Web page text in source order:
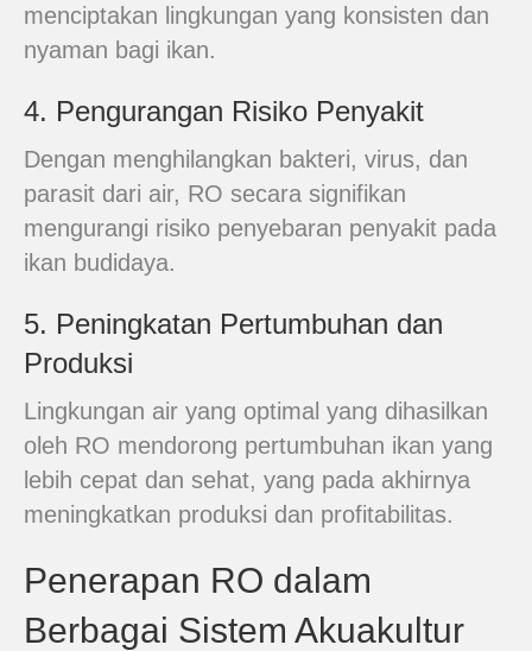
menciptakan lingkungan yang konsisten dan
nyaman bagi ikan.
4. Pengurangan Risiko Penyakit
Dengan menghilangkan bakteri, virus, dan
parasit dari air, RO secara signifikan
mengurangi risiko penyebaran penyakit pada
ikan budidaya.
5. Peningkatan Pertumbuhan dan
Produksi
Lingkungan air yang optimal yang dihasilkan
oleh RO mendorong pertumbuhan ikan yang
lebih cepat dan sehat, yang pada akhirnya
meningkatkan produksi dan profitabilitas.
Penerapan RO dalam
Berbagai Sistem Akuakultur